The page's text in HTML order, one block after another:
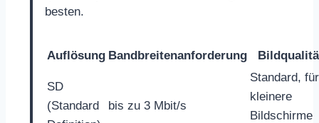
besten.
Auflösung Bandbreitenanforderung
SD
(Standard
bis zu 3 Mbit/s
Standard, für
kleinere
Bildschirme